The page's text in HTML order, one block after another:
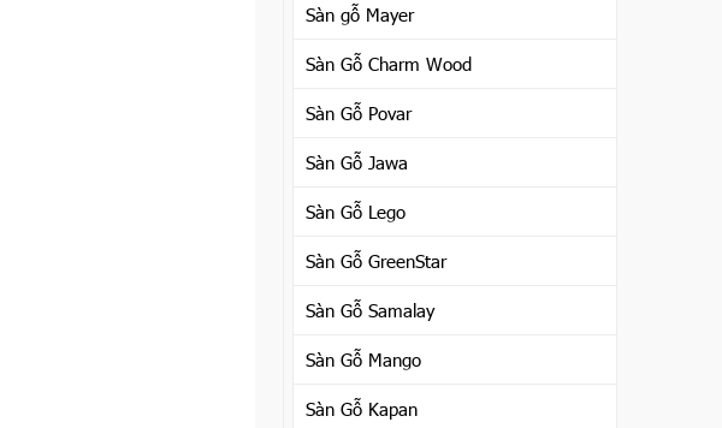
Sàn gỗ Mayer
Sàn Gỗ Charm Wood
Sàn Gỗ Povar
Sàn Gỗ Jawa
Sàn Gỗ Lego
Sàn Gỗ GreenStar
Sàn Gỗ Samalay
Sàn Gỗ Mango
Sàn Gỗ Kapan